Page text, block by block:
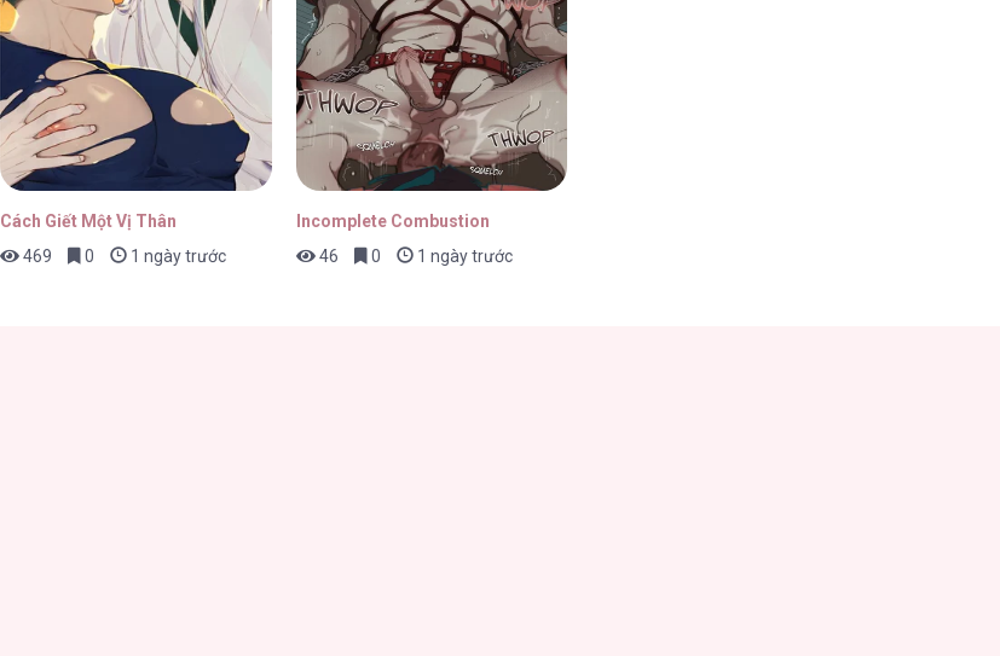
17/04/2026
Cách Giết Một Vị Thân
469
0 1 ngày trước
Incomplete Combustion
46
0 1 ngày trước